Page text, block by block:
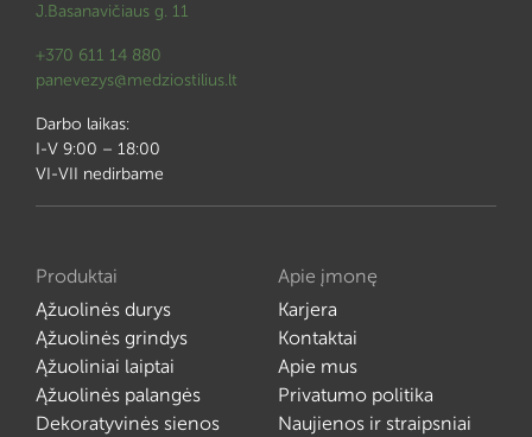
J.Basanavičiaus g. 11
+370 611 14 880
panevezys@medziostilius.lt
Darbo laikas:
I-V 9:00 – 18:00
VI-VII nedirbame
Produktai
Ąžuolinės durys
Ąžuolinės grindys
Ąžuoliniai laiptai
Ąžuolinės palangės
Dekoratyvinės sienos
Apie įmonę
Karjera
Kontaktai
Apie mus
Privatumo politika
Naujienos ir straipsniai